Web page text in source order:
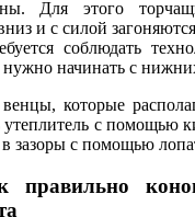
Для этого
и с силой
соблюдать
нужно начинать с
которые
утеплитель с помощью
зазоры с помощью